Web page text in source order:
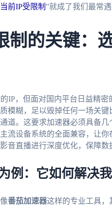
前IP受限制 ”就成了我们最常遇
制的关键：
IP，但面对国内平台日益精
模糊，足以毁掉任何一场关
道。这要求加速器必须具备
流设备系统的全面兼容，让
音直播进行深度优化，保障数
例：它如何解决
番茄加速器这样的专业工具，